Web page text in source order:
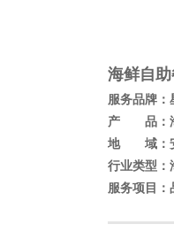
海鲜自
服务品牌：
产 品：
地 域：
行业类型：
服务项目：